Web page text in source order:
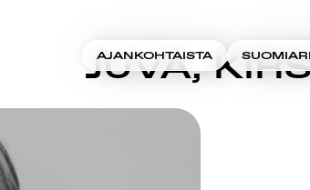
AJANKOHTAISTA
JUVA,